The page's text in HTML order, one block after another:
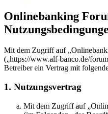
Onlinebanking
Mit dem Zugriff auf
(„https://www.alf-banco.de/
Betreiber ein Vertrag mit
1. Nutzungsvertrag
Mit dem Zugriff auf